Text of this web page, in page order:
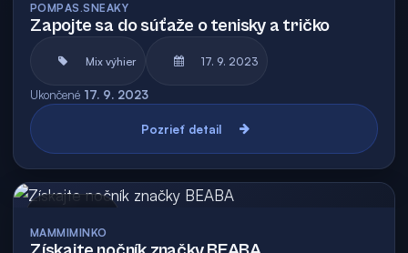
POMPAS.SNEAKY
Zapojte sa do súťaže o tenisky a tričko
Mix výhier 17. 9. 2023
Ukončené 17. 9. 2023
Pozrieť detail
MAMMIMINKO